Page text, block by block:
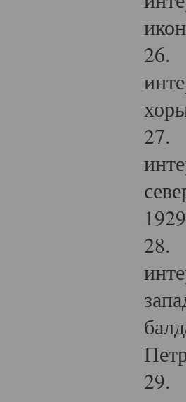
26.
27.
28.
29.